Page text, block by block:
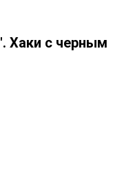
Хаки с черным